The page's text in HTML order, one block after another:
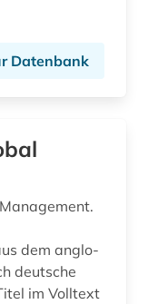
Datenbank
dem anglo-
deutsche
im Volltext